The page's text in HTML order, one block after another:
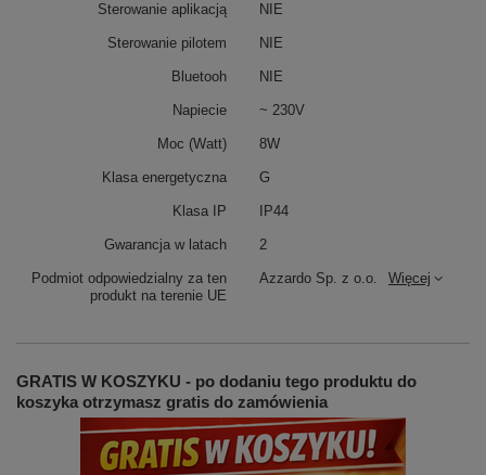
Podmiot odpowiedzialny za ten
produkt na terenie UE
Azzardo Sp. z o.o. Więcej
Sterowanie aplikacją NIE
Sterowanie pilotem NIE
Bluetooh NIE
Napiecie ~ 230V
Moc (Watt) 8W
Klasa energetyczna G
Klasa IP IP44
Gwarancja w latach 2
GRATIS W KOSZYKU - po dodaniu tego produktu do
koszyka otrzymasz gratis do zamówienia